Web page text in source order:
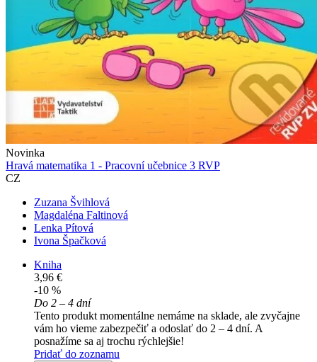
Novinka
Hravá matematika 1 - Pracovní učebnice 3 RVP
CZ
Zuzana Švihlová
Magdaléna Faltinová
Lenka Pítová
Ivona Špačková
Kniha
3,96 €
-10 %
Do 2 – 4 dní
Tento produkt momentálne nemáme na sklade, ale zvyčajne
vám ho vieme zabezpečiť a odoslať do 2 – 4 dní. A
posnažíme sa aj trochu rýchlejšie!
Pridať do zoznamu